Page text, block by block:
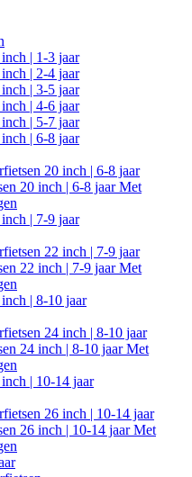
| 1-3 jaar
| 2-4 jaar
| 3-5 jaar
| 4-6 jaar
| 5-7 jaar
| 6-8 jaar
20 inch | 6-8 jaar
20 inch | 6-8 jaar Met
| 7-9 jaar
22 inch | 7-9 jaar
22 inch | 7-9 jaar Met
| 8-10 jaar
24 inch | 8-10 jaar
24 inch | 8-10 jaar Met
| 10-14 jaar
26 inch | 10-14 jaar
26 inch | 10-14 jaar Met